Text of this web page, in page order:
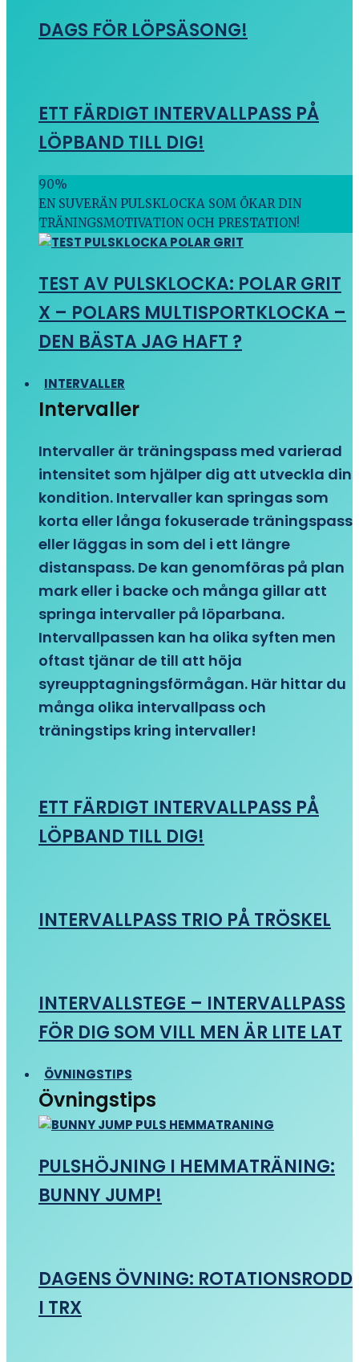
DAGS FÖR LÖPSÄSONG!
ETT FÄRDIGT INTERVALLPASS PÅ
LÖPBAND TILL DIG!
90%
EN SUVERÄN PULSKLOCKA SOM ÖKAR DIN
TRÄNINGSMOTIVATION OCH PRESTATION!
TEST AV PULSKLOCKA: POLAR GRIT
X – POLARS MULTISPORTKLOCKA –
DEN BÄSTA JAG HAFT ?
INTERVALLER
Intervaller
Intervaller är träningspass med varierad
intensitet som hjälper dig att utveckla din
kondition. Intervaller kan springas som
korta eller långa fokuserade träningspass
eller läggas in som del i ett längre
distanspass. De kan genomföras på plan
mark eller i backe och många gillar att
springa intervaller på löparbana.
Intervallpassen kan ha olika syften men
oftast tjänar de till att höja
syreupptagningsförmågan. Här hittar du
många olika intervallpass och
träningstips kring intervaller!
ETT FÄRDIGT INTERVALLPASS PÅ
LÖPBAND TILL DIG!
INTERVALLPASS TRIO PÅ TRÖSKEL
INTERVALLSTEGE – INTERVALLPASS
FÖR DIG SOM VILL MEN ÄR LITE LAT
ÖVNINGSTIPS
Övningstips
PULSHÖJNING I HEMMATRÄNING:
BUNNY JUMP!
DAGENS ÖVNING: ROTATIONSRODD
I TRX